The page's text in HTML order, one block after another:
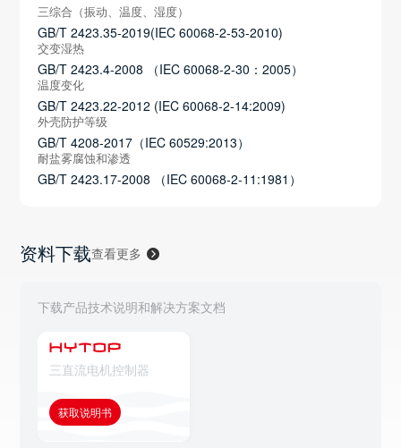
三综合（振动、温度、湿度）
GB/T 2423.35-2019(IEC 60068-2-53-2010)
交变湿热
GB/T 2423.4-2008 （IEC 60068-2-30：2005）
温度变化
GB/T 2423.22-2012 (IEC 60068-2-14:2009)
外壳防护等级
GB/T 4208-2017（IEC 60529:2013）
耐盐雾腐蚀和渗透
GB/T 2423.17-2008 （IEC 60068-2-11:1981）
资料下载查看更多
下载产品技术说明和解决方案文档
三直流电机控制器
获取说明书